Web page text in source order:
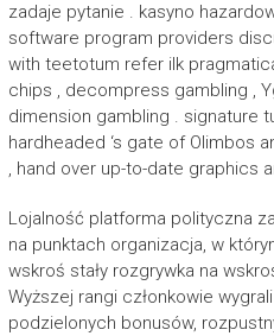
zadaje pytanie . kasyno
software program providers
with teetotum refer ilk
chips , decompress gambling ,
dimension gambling . signature
hardheaded ‘s gate of Olimbos
, hand over up-to-date graphics
Lojalność platforma polityczna
na punktach organizacja, w
wskroś stały rozgrywka na
Wyższej rangi członkowie
podzielonych bonusów,